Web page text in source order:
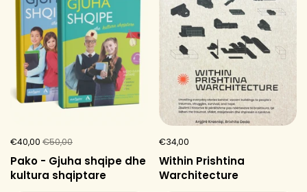
€40,00 €50,00
Pako - Gjuha shqipe dhe
kultura shqiptare
€34,00
Within Prishtina
Warchitecture